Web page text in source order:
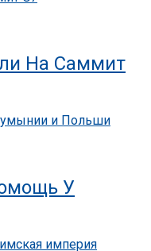
На Саммит
У